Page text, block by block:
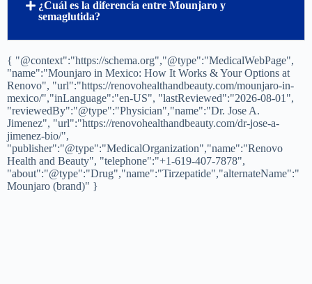
¿Cómo puedo programar una consulta médica
virtual para ver si cumplo los requisitos para
¿Renovo ofrece Mounjaro?
¿Cuál es la diferencia entre Mounjaro y
semaglutida?
{ "@context":"https://schema.org","@type":"MedicalWebPage",
"name":"Mounjaro in Mexico: How It Works & Your Options at